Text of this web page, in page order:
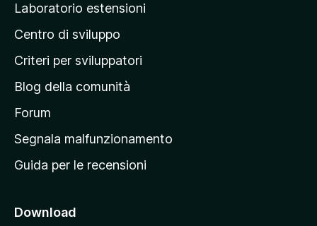
a
g
i
a
p
r
n
i
Laboratorio estensioni
Centro di sviluppo
Criteri per sviluppatori
Blog della comunità
Forum
Segnala malfunzionamento
Guida per le recensioni
Download